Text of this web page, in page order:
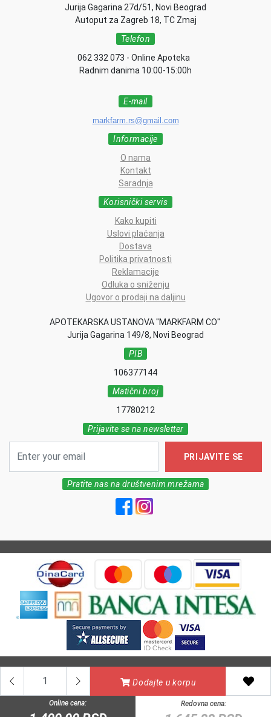
Dodajte u korpu
Online cena: Redovna cena:
Jurija Gagarina 27d/51, Novi Beograd
Autoput za Zagreb 18, TC Zmaj
Telefon
062 332 073 - Online Apoteka
Radnim danima 10:00-15:00h
E-mail
markfarm.rs@gmail.com
Informacije
O nama
Kontakt
Saradnja
Korisnički servis
Kako kupiti
Uslovi plaćanja
Dostava
Politika privatnosti
Reklamacije
Odluka o sniženju
Ugovor o prodaji na daljinu
APOTEKARSKA USTANOVA "MARKFARM CO"
Jurija Gagarina 149/8, Novi Beograd
PIB
106377144
Matični broj
17780212
Prijavite se na newsletter
PRIJAVITE SE
Pratite nas na društvenim mrežama